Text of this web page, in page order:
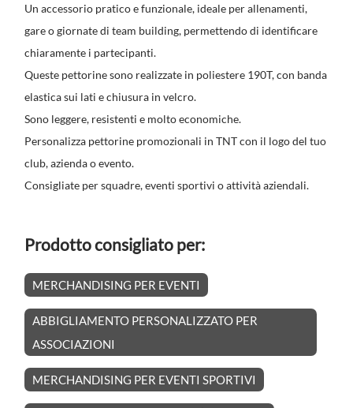
Un accessorio pratico e funzionale, ideale per allenamenti,
gare o giornate di team building, permettendo di identificare
chiaramente i partecipanti.
Queste pettorine sono realizzate in poliestere 190T, con banda
elastica sui lati e chiusura in velcro.
Sono leggere, resistenti e molto economiche.
Personalizza pettorine promozionali in TNT con il logo del tuo
club, azienda o evento.
Consigliate per squadre, eventi sportivi o attività aziendali.
Prodotto consigliato per:
MERCHANDISING PER EVENTI
ABBIGLIAMENTO PERSONALIZZATO PER
ASSOCIAZIONI
MERCHANDISING PER EVENTI SPORTIVI